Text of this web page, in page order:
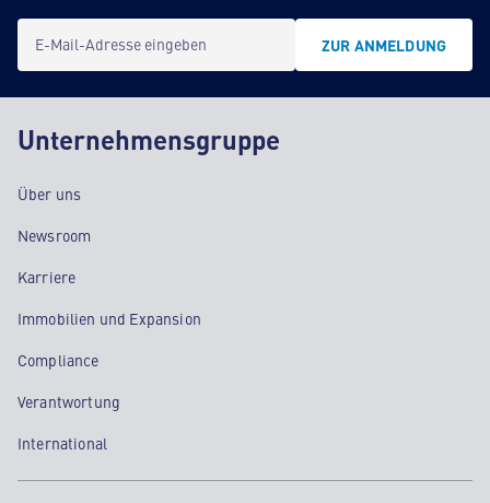
E-Mail-Adresse eingeben ZUR ANMELDUNG
Unternehmensgruppe
Über uns
Newsroom
Karriere
Immobilien und Expansion
Compliance
Verantwortung
International